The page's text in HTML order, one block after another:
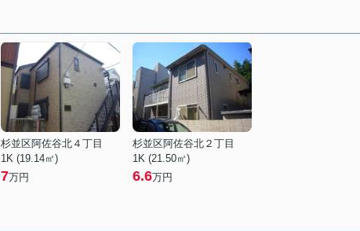
杉並区阿佐谷北４丁目
1K (19.14㎡)
7万円
杉並区阿佐谷北２丁目
1K (21.50㎡)
6.6万円